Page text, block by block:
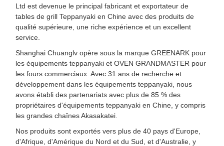
Ltd est devenue le principal fabricant et exportateur de
tables de grill Teppanyaki en Chine avec des produits de
qualité supérieure, une riche expérience et un excellent
service.
Shanghai Chuanglv opère sous la marque GREENARK pour
les équipements teppanyaki et OVEN GRANDMASTER pour
les fours commerciaux. Avec 31 ans de recherche et
développement dans les équipements teppanyaki, nous
avons établi des partenariats avec plus de 85 % des
propriétaires d'équipements teppanyaki en Chine, y compris
les grandes chaînes Akasakatei.
Nos produits sont exportés vers plus de 40 pays d'Europe,
d'Afrique, d'Amérique du Nord et du Sud, et d'Australie, y